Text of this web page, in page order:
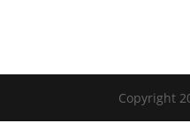
Copyright